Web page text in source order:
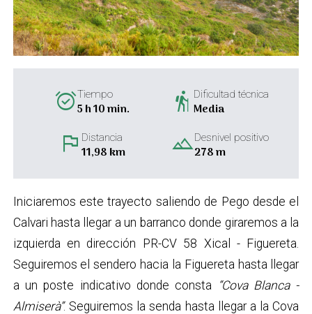
alarm_onTiempo
5 h 10 min. hikingDificultad técnica
Media
flagDistancia
11,98 km landscapeDesnivel positivo
278 m
Iniciaremos este trayecto saliendo de Pego desde el
Calvari hasta llegar a un barranco donde giraremos a la
izquierda en dirección PR-CV 58 Xical - Figuereta.
Seguiremos el sendero hacia la Figuereta hasta llegar
a un poste indicativo donde consta
“Cova Blanca -
Almiserà”. Seguiremos la senda hasta llegar a la Cova